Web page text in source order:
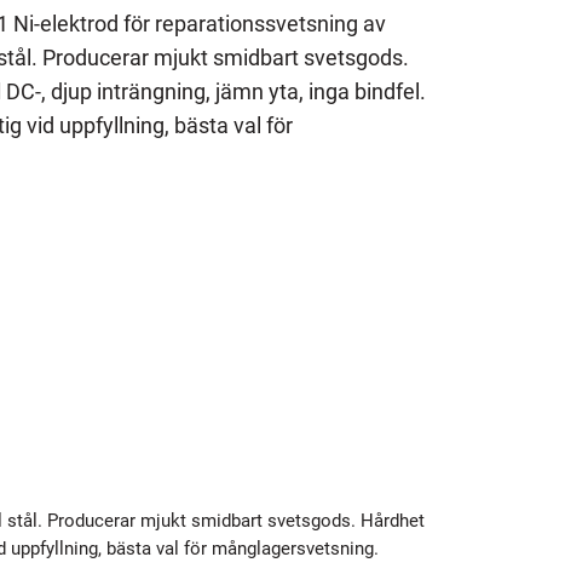
Ni-elektrod för reparationssvetsning av
Producerar mjukt smidbart svetsgods.
, djup inträngning, jämn yta, inga bindfel.
vid uppfyllning, bästa val för
stål. Producerar mjukt smidbart svetsgods. Hårdhet
uppfyllning, bästa val för månglagersvetsning.